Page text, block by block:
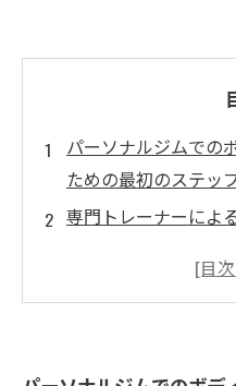
パーソナルジムでの
ための最初のステッ
専門トレーナーによ
モチベーション維持